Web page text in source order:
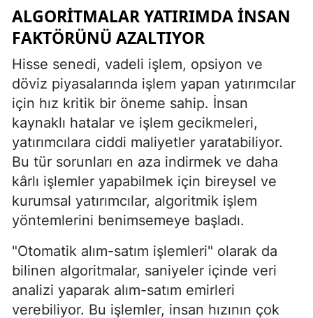
ALGORITMALAR YATIRIMDA İNSAN
FAKTÖRÜNÜ AZALTIYOR
Hisse senedi, vadeli işlem, opsiyon ve
döviz piyasalarında işlem yapan yatırımcılar
için hız kritik bir öneme sahip. İnsan
kaynaklı hatalar ve işlem gecikmeleri,
yatırımcılara ciddi maliyetler yaratabiliyor.
Bu tür sorunları en aza indirmek ve daha
kârlı işlemler yapabilmek için bireysel ve
kurumsal yatırımcılar, algoritmik işlem
yöntemlerini benimsemeye başladı.
"Otomatik alım-satım işlemleri" olarak da
bilinen algoritmalar, saniyeler içinde veri
analizi yaparak alım-satım emirleri
verebiliyor. Bu işlemler, insan hızının çok